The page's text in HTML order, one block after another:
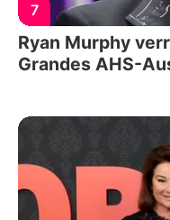
7
Ryan Murphy
Grandes AHS-